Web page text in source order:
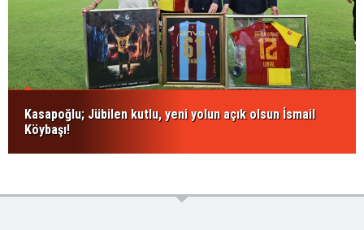
Kasapoğlu; Jübilen kutlu, yeni yolun açık olsun İsmail
Köybaşı!